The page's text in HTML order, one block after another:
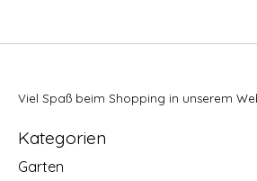
Viel Spaß beim Shopping in unserem
Kategorien
Garten